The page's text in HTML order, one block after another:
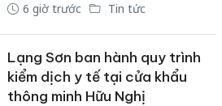
6 giờ trước Tin tức
Lạng Sơn ban hành quy trình
kiểm dịch y tế tại cửa khẩu
thông minh Hữu Nghị